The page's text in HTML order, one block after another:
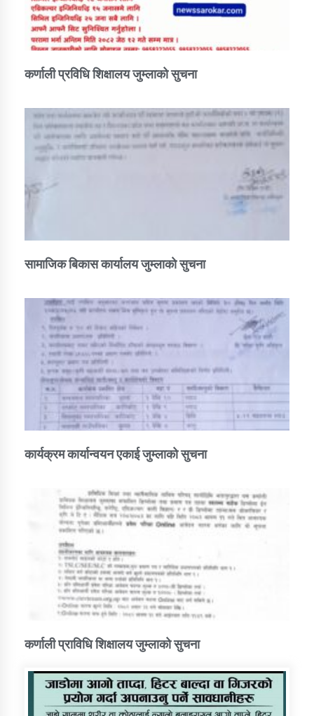
कर्णाली प्रविधि शिक्षालय जुम्लाको सुचना
सामाजिक बिकास कार्यालय जुम्लाकाे सुचना
कार्यक्रम कार्यान्वयन एकाई जुम्लाको सुचना
कर्णाली प्राविधि शिक्षालय जुम्लाको सुचना